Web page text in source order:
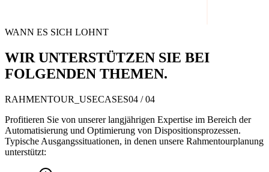
WANN ES SICH LOHNT
WIR UNTERSTÜTZEN SIE BEI
FOLGENDEN THEMEN.
RAHMENTOUR_USECASES04 / 04
Profitieren Sie von unserer langjährigen Expertise im Bereich der
Automatisierung und Optimierung von Dispositionsprozessen.
Typische Ausgangssituationen, in denen unsere Rahmentourplanung
unterstützt: